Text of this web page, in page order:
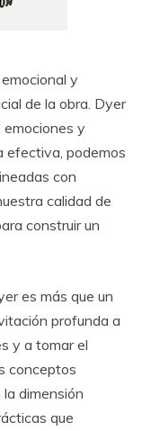
y
de la obra. Dyer
emociones y
efectiva, podemos
con
calidad de
construir un
es más que un
profunda a
y a tomar el
conceptos
dimensión
que